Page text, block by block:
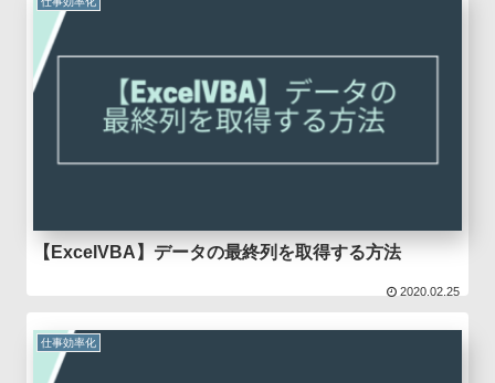
【ExcelVBA】データの最終列を取得する方法
2020.02.25
仕事効率化